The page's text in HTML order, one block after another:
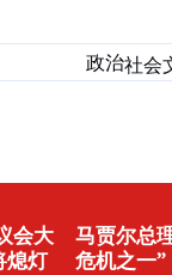
政治社会
会大
熄灯
马贾尔总
危机之一